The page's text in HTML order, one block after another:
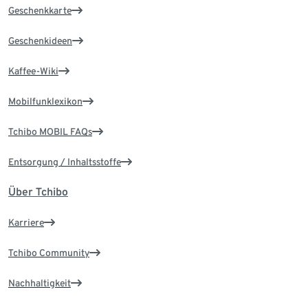
Geschenkkarte
Geschenkideen
Kaffee-Wiki
Mobilfunklexikon
Tchibo MOBIL FAQs
Entsorgung / Inhaltsstoffe
Über Tchibo
Karriere
Tchibo Community
Nachhaltigkeit